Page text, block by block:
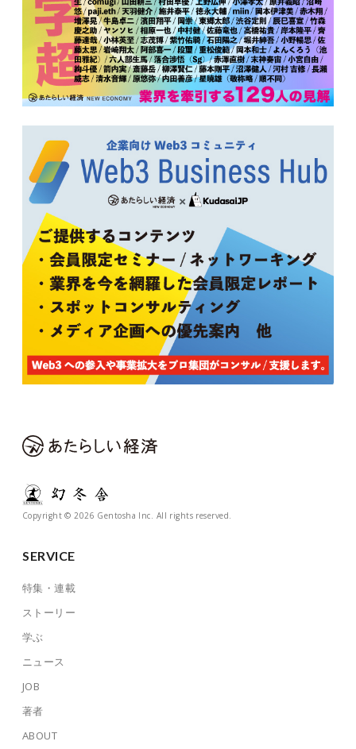
Copyright © 2026 Gentosha Inc. All rights reserved.
SERVICE
特集・連載
ストーリー
学ぶ
ニュース
JOB
著者
ABOUT